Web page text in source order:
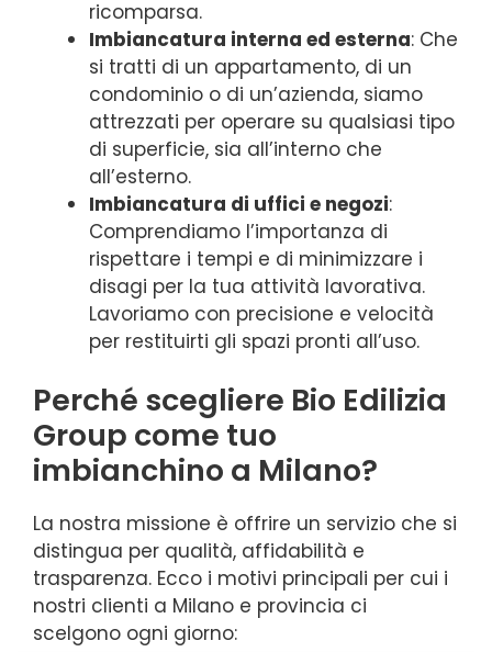
ricomparsa.
Imbiancatura interna ed esterna: Che
si tratti di un appartamento, di un
condominio o di un’azienda, siamo
attrezzati per operare su qualsiasi tipo
di superficie, sia all’interno che
all’esterno.
Imbiancatura di uffici e negozi:
Comprendiamo l’importanza di
rispettare i tempi e di minimizzare i
disagi per la tua attività lavorativa.
Lavoriamo con precisione e velocità
per restituirti gli spazi pronti all’uso.
Perché scegliere Bio Edilizia
Group come tuo
imbianchino a Milano?
La nostra missione è offrire un servizio che si
distingua per qualità, affidabilità e
trasparenza. Ecco i motivi principali per cui i
nostri clienti a Milano e provincia ci
scelgono ogni giorno: